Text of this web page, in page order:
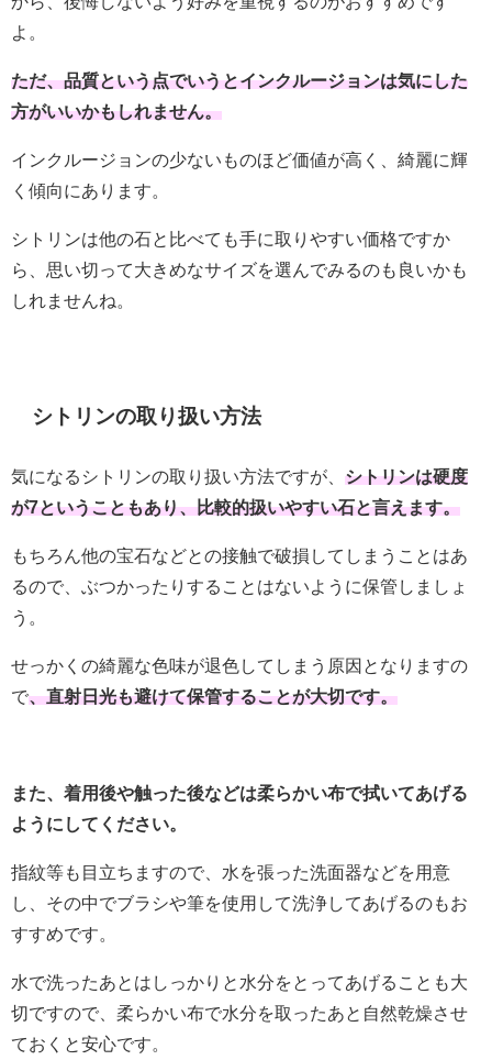
よ。
ただ、品質という点でいうとインクルージョンは気にした
方がいいかもしれません。
インクルージョンの少ないものほど価値が高く、綺麗に輝
く傾向にあります。
シトリンは他の石と比べても手に取りやすい価格ですか
ら、思い切って大きめなサイズを選んでみるのも良いかも
しれませんね。
シトリンの取り扱い方法
気になるシトリンの取り扱い方法ですが、 シトリンは硬度
が7ということもあり、比較的扱いやすい石と言えます。
もちろん他の宝石などとの接触で破損してしまうことはあ
るので、ぶつかったりすることはないように保管しましょ
う。
せっかくの綺麗な色味が退色してしまう原因となりますの
で、直射日光も避けて保管することが大切です。
また、着用後や触った後などは柔らかい布で拭いてあげる
ようにしてください。
指紋等も目立ちますので、水を張った洗面器などを用意
し、その中でブラシや筆を使用して洗浄してあげるのもお
すすめです。
水で洗ったあとはしっかりと水分をとってあげることも大
切ですので、柔らかい布で水分を取ったあと自然乾燥させ
ておくと安心です。